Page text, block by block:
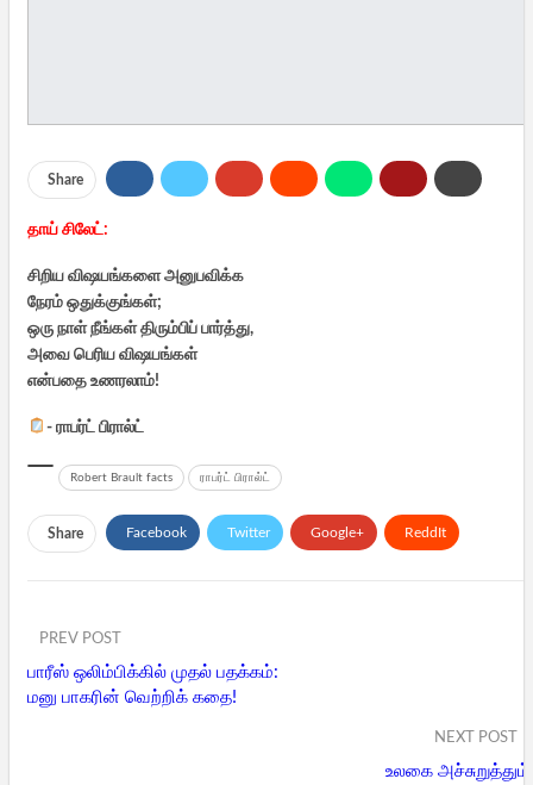
Share
தாய் சிலேட்:
சிறிய விஷயங்களை அனுபவிக்க
நேரம் ஒதுக்குங்கள்;
ஒரு நாள் நீங்கள் திரும்பிப் பார்த்து,
அவை பெரிய விஷயங்கள்
என்பதை உணரலாம்!
- ராபர்ட் பிரால்ட்
Robert Brault facts ராபர்ட் பிரால்ட்
Share Facebook Twitter Google+ ReddIt
PREV POST
பாரீஸ் ஒலிம்பிக்கில் முதல் பதக்கம்:
மனு பாகரின் வெற்றிக் கதை!
NEXT POST
உலகை அச்சுறுத்தும்